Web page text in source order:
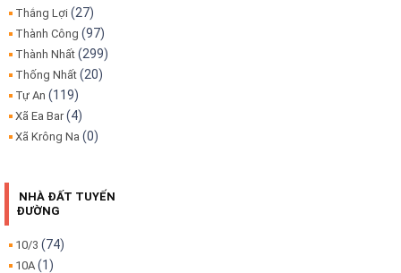
Thắng Lợi (27)
Thành Công (97)
Thành Nhất (299)
Thống Nhất (20)
Tự An (119)
Xã Ea Bar(4)
Xã Krông Na (0)
NHÀ ĐẤT TUYẾN
ĐƯỜNG
10/3 (74)
10A (1)